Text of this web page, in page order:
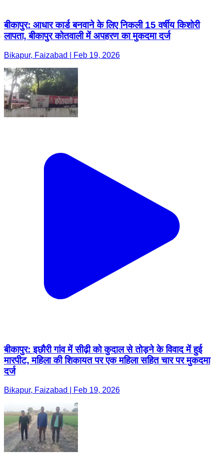
बीकापुर: आधार कार्ड बनवाने के लिए निकली 15 वर्षीय किशोरी
लापता, बीकापुर कोतवाली में अपहरण का मुकदमा दर्ज
Bikapur, Faizabad | Feb 19, 2026
बीकापुर: इछौरी गांव में सीढ़ी को कुदाल से तोड़ने के विवाद में हुई
मारपीट, महिला की शिकायत पर एक महिला सहित चार पर मुकदमा
दर्ज
Bikapur, Faizabad | Feb 19, 2026